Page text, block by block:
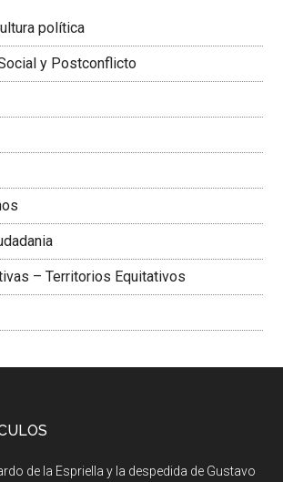
política
y Postconflicto
– Territorios Equitativos
de la Espriella y la despedida de Gustavo